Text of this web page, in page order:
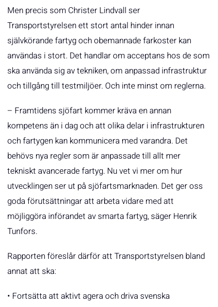
Men precis som Christer Lindvall ser
Transportstyrelsen ett stort antal hinder innan
självkörande fartyg och obemannade farkoster kan
användas i stort. Det handlar om acceptans hos de som
ska använda sig av tekniken, om anpassad infrastruktur
och tillgång till testmiljöer. Och inte minst om reglerna.
– Framtidens sjöfart kommer kräva en annan
kompetens än i dag och att olika delar i infrastrukturen
och fartygen kan kommunicera med varandra. Det
behövs nya regler som är anpassade till allt mer
tekniskt avancerade fartyg. Nu vet vi mer om hur
utvecklingen ser ut på sjöfartsmarknaden. Det ger oss
goda förutsättningar att arbeta vidare med att
möjliggöra införandet av smarta fartyg, säger Henrik
Tunfors.
Rapporten föreslår därför att Transportstyrelsen bland
annat att ska:
• Fortsätta att aktivt agera och driva svenska